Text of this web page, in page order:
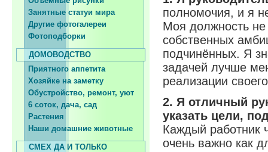
Занятные статуи мира
Другие фотогалереи
Фотоподборки
ДОМОВОДСТВО
Приятного аппетита
Хозяйке на заметку
Обустройство, ремонт, уют
6 соток, дача, сад
Растения
Наши домашние животные
СМЕХ ДА И ТОЛЬКО
полномочия, и я
Моя должность не
собственных
подчинённых. Я
задачей лучше
реализации
2. Я отличный
указать цели,
Каждый работник
очень важно как